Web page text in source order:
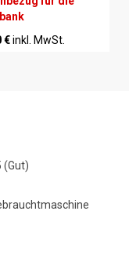
€inkl. MwSt.
(Gut)